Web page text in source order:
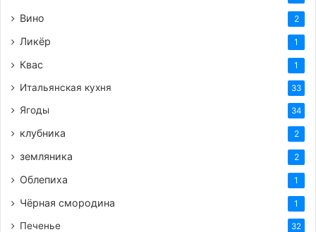
Вино 2
Ликёр 1
Квас 1
Итальянская кухня 33
Ягоды 34
клубника 2
земляника 2
Облепиха 1
Чёрная смородина 1
Печенье 32